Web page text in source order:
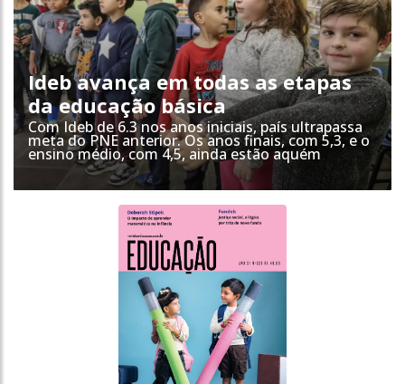
Ideb avança em todas as etapas
da educação básica
Com Ideb de 6.3 nos anos iniciais, país ultrapassa
meta do PNE anterior. Os anos finais, com 5,3, e o
ensino médio, com 4,5, ainda estão aquém